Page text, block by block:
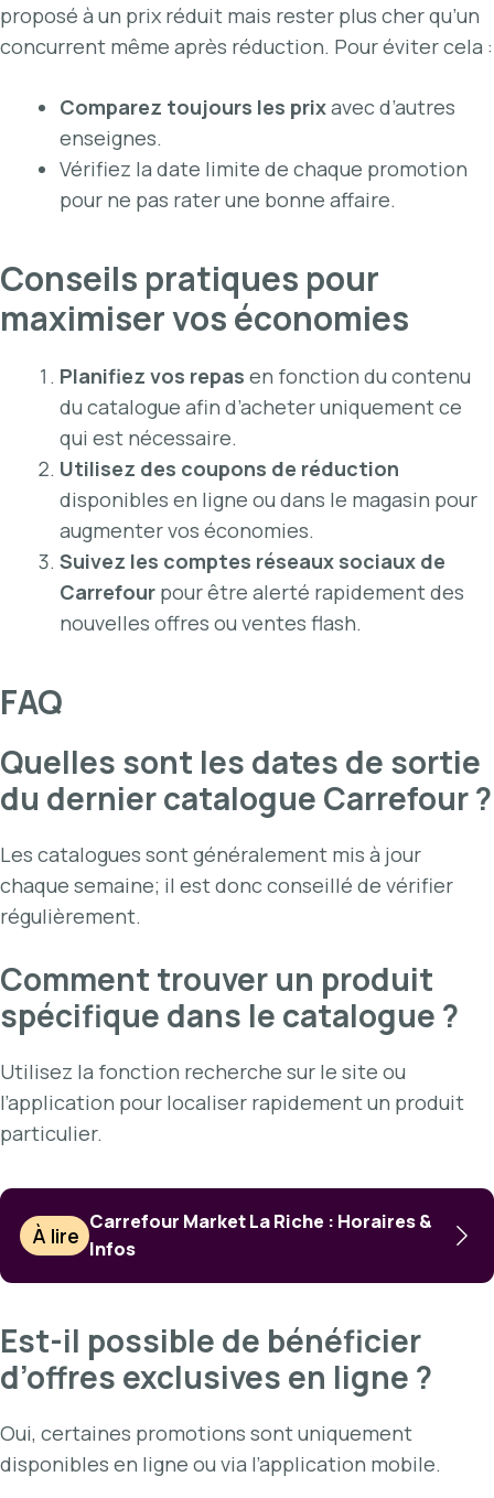
proposé à un prix réduit mais rester plus cher qu’un
concurrent même après réduction. Pour éviter cela :
Comparez toujours les prixavec d’autres
enseignes.
Vérifiez la date limite de chaque promotion
pour ne pas rater une bonne affaire.
Conseils pratiques pour
maximiser vos économies
Planifiez vos repas en fonction du contenu
du catalogue afin d’acheter uniquement ce
qui est nécessaire.
Utilisez des coupons de réduction
disponibles en ligne ou dans le magasin pour
augmenter vos économies.
Suivez les comptes réseaux sociaux de
Carrefour pour être alerté rapidement des
nouvelles offres ou ventes flash.
FAQ
Quelles sont les dates de sortie
du dernier catalogue Carrefour ?
Les catalogues sont généralement mis à jour
chaque semaine; il est donc conseillé de vérifier
régulièrement.
Comment trouver un produit
spécifique dans le catalogue ?
Utilisez la fonction recherche sur le site ou
l’application pour localiser rapidement un produit
particulier.
À lire
Carrefour Market La Riche : Horaires &
Infos
Est-il possible de bénéficier
d’offres exclusives en ligne ?
Oui, certaines promotions sont uniquement
disponibles en ligne ou via l’application mobile.